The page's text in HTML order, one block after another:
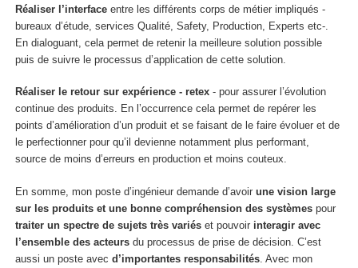
Réaliser l’interface entre les différents corps de métier impliqués -
bureaux d’étude, services Qualité, Safety, Production, Experts etc-.
En dialoguant, cela permet de retenir la meilleure solution possible
puis de suivre le processus d’application de cette solution.
Réaliser le retour sur expérience - retex - pour assurer l’évolution
continue des produits. En l’occurrence cela permet de repérer les
points d’amélioration d’un produit et se faisant de le faire évoluer et de
le perfectionner pour qu’il devienne notamment plus performant,
source de moins d’erreurs en production et moins couteux.
En somme, mon poste d’ingénieur demande d’avoir une vision large
sur les produits et une bonne compréhension des systèmes pour
traiter un spectre de sujets très variés et pouvoir interagir avec
l’ensemble des acteurs du processus de prise de décision. C’est
aussi un poste avec d’importantes responsabilités . Avec mon